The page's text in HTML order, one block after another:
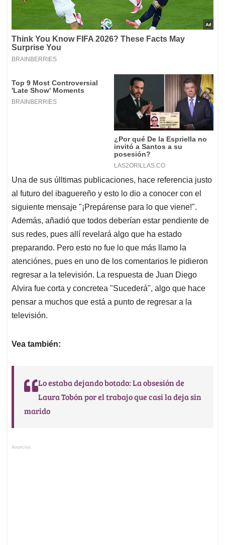
Una de sus úlltimas publicaciones, hace referencia justo
al futuro del ibaguereño y esto lo dio a conocer con el
siguiente mensaje "¡Prepárense para lo que viene!".
Además, añadió que todos deberían estar pendiente de
sus redes, pues allí revelará algo que ha estado
preparando. Pero esto no fue lo que más llamo la
atenciónes, pues en uno de los comentarios le pidieron
regresar a la televisión. La respuesta de Juan Diego
Alvira fue corta y concretea "Sucederá", algo que hace
pensar a muchos que está a punto de regresar a la
televisión.
Vea también:
Lo estaba dejando botado: La obsesión de
Laura Tobón por el trabajo que casi la deja sin
marido
Anuncios.